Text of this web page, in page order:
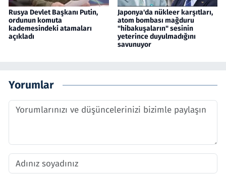
Rusya Devlet Başkanı Putin,
ordunun komuta
kademesindeki atamaları
açıkladı
Japonya'da nükleer karşıtları,
atom bombası mağduru
"hibakuşaların" sesinin
yeterince duyulmadığını
savunuyor
Yorumlar